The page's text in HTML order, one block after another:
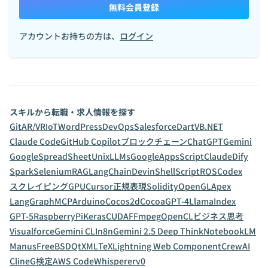
無料会員登録
アカウントお持ちの方は、 ログイン
スキルから転職・求人情報を探す
GitAR/VRIoTWordPressDevOpsSalesforceDartVB.NET
Claude CodeGitHub CopilotブロックチェーンChatGPTGemini
GoogleSpreadSheetUnixLLMsGoogleAppsScriptClaudeDify
SparkSeleniumRAGLangChainDevinShellScriptROSCodex
スクレイピングGPUCursor正規表現SolidityOpenGLApex
LangGraphMCPArduinoCocos2dCocoaGPT-4LlamaIndex
GPT-5RaspberryPiKerasCUDAFFmpegOpenCLビジネス思考
VisualforceGemini CLIn8nGemini 2.5 Deep ThinkNotebookLM
ManusFreeBSDQtXMLTeXLightning Web ComponentCrewAI
ClineG検定AWS CodeWhispererv0